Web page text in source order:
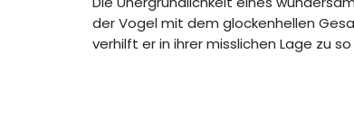
der Vogel mit dem glockenhellen
verhilft er in ihrer misslichen Lage zu